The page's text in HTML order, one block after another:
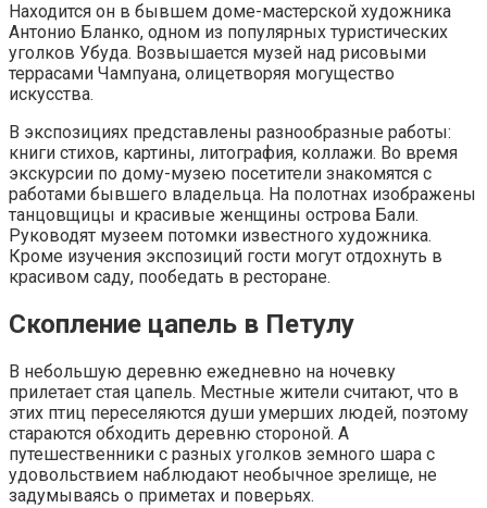
Находится он в бывшем доме-мастерской художника
Антонио Бланко, одном из популярных туристических
уголков Убуда. Возвышается музей над рисовыми
террасами Чампуана, олицетворяя могущество
искусства.
В экспозициях представлены разнообразные работы:
книги стихов, картины, литография, коллажи. Во время
экскурсии по дому-музею посетители знакомятся с
работами бывшего владельца. На полотнах изображены
танцовщицы и красивые женщины острова Бали.
Руководят музеем потомки известного художника.
Кроме изучения экспозиций гости могут отдохнуть в
красивом саду, пообедать в ресторане.
Скопление цапель в Петулу
В небольшую деревню ежедневно на ночевку
прилетает стая цапель. Местные жители считают, что в
этих птиц переселяются души умерших людей, поэтому
стараются обходить деревню стороной. А
путешественники с разных уголков земного шара с
удовольствием наблюдают необычное зрелище, не
задумываясь о приметах и поверьях.